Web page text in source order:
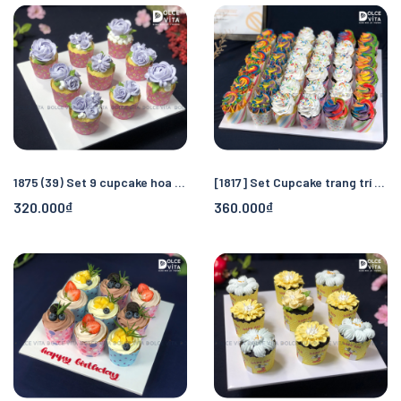
1875 (39) Set 9 cupcake hoa tone tím
320.000₫
[1817] Set Cupcake trang trí trái tim cầu vồng - dành cho Pride month, cộng đồng LGBT
360.000₫